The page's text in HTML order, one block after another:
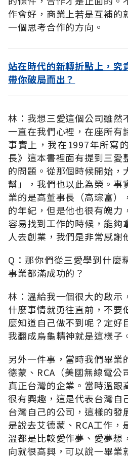
作會好，商業上若是互補的
一個思考合作的方向。
站在時代的新轉折點上，究
帶你破局而出？
林：我想三愛這個公司雖然
一直在我們心裡，在座所有
事實上，我在1997年所寫
長》這本書裡面有提到三愛
的問題。從那個時候開始，
幫」，我們也以此為榮。事
業的是高董事長（高琮富）
的年紀，但是他也很有魄力
容易找到工作的時候，能夠
人去創業，我們是非常感謝
Q：那你們從三愛學到什麼
事業都滿成功的？
林：溫給我一個很大的啟示
什麼事情就勇往直前，不要
麼知道自己做不到呢？定好
我翻成烏龜精神就是這樣子
另外一件事，當時我們畢業
德蒙、RCA（美國無線電公
真正台灣的企業。當時溫跟
很有興趣，這是代表台灣自
台灣自己的公司，這樣的發
是說去艾德蒙、RCA工作，
溫都是比較愛作夢、愛夢想
向就很高興，可以說一畢業